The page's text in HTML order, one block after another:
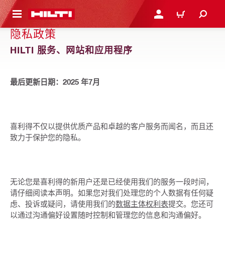
到主页 登录或注册购物车
隐私政策
HILTI 服务、网站和应用程序
最后更新日期：2025 年7月
喜利得不仅以提供优质产品和卓越的客户服务而闻名，而且还
致力于保护您的隐私。
无论您是喜利得的新用户还是已经使用我们的服务一段时间，
请仔细阅读本声明。如果您对我们处理您的个人数据有任何疑
虑、投诉或疑问，请使用我们的数据主体权利表提交。您还可
以通过沟通偏好设置随时控制和管理您的信息和沟通偏好。